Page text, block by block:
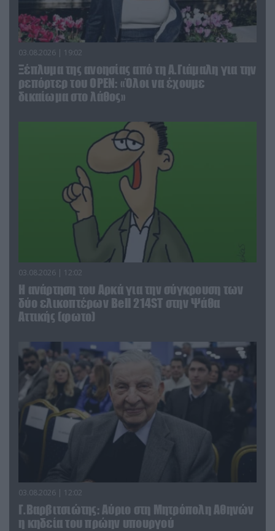
03.08.2026 | 19:02
Ξέπλυμα της ανοησίας από τη Α.Γιάμαλη για την
ρεπόρτερ του ΟΡΕΝ: «Όλοι να έχουμε
δικαίωμα στο λάθος»
03.08.2026 | 12:02
Η ανάρτηση του Αρκά για την σύγκρουση των
δύο ελικοπτέρων Bell 214ST στην Ψάθα
Αττικής (φωτο)
03.08.2026 | 12:02
Γ.Βαρβιτσιώτης: Aύριο στη Μητρόπολη Αθηνών
η κηδεία του πρώην υπουργού